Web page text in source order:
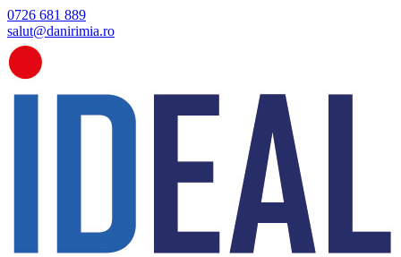
0726 681 889
salut@danirimia.ro